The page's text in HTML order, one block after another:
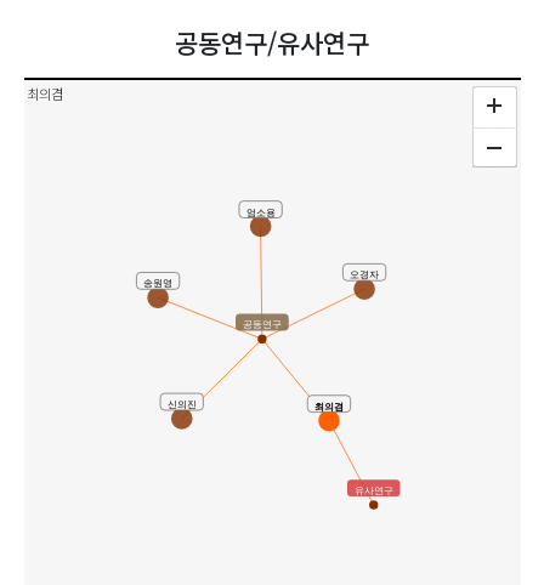
공동연구/유사연구
최의겸
신의진
오경자
엄소용
송원영
최의겸
공동연구
유사연구